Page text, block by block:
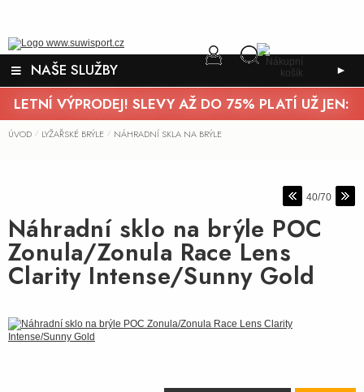
NAŠE SLUŽBY ►
LETNÍ VÝPRODEJ! SLEVY AŽ DO 75% PLATÍ UŽ JEN:
ÚVOD / LYŽAŘSKÉ BRÝLE / NÁHRADNÍ SKLA NA BRÝLE
40/70
Náhradní sklo na brýle POC
Zonula/Zonula Race Lens
Clarity Intense/Sunny Gold